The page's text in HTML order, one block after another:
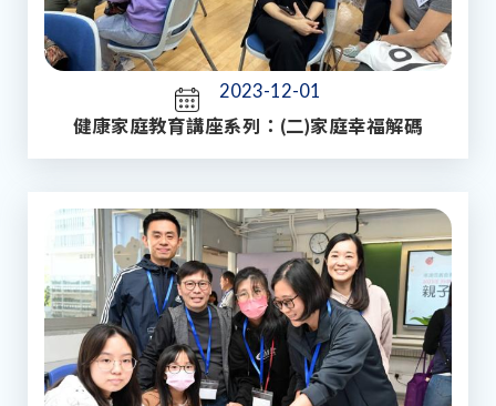
2023-12-01
健康家庭教育講座系列：(二)家庭幸福解碼